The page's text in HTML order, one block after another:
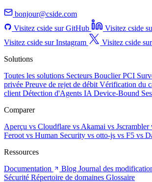
bonjour@cside.com
Visitez cside sur GitHub
Visitez cside
Visitez cside sur Instagram
Visitez cside
Solutions
Toutes les solutions Secteurs Bouclier PCI
privée Preuve de rejet de débit Vérification du
client Détection d'Agents IA Device-Bound
Comparer
Aperçu vs Cloudflare vs Akamai vs Jscrambler
Feroot vs Human Security vs otto-js vs F5 vs
Ressources
Documentation
Blog Journal des
Sécurité Répertoire de domaines Glossaire